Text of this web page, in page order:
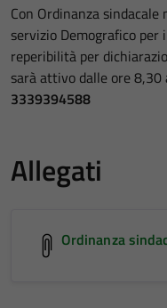
Con Ordinanza
servizio Demografico
reperibilità per
sarà attivo dalle ore
3339394588
Allegati
Ordinanza